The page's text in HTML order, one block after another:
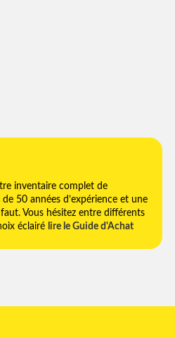
inventaire complet de
50 années d’expérience et une
Vous hésitez entre différents
éclairé lire le Guide d'Achat